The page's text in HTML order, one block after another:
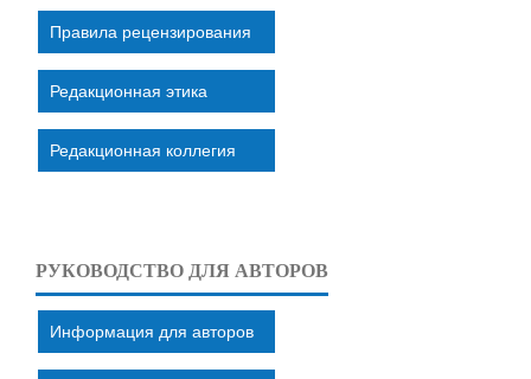
Правила рецензирования
Редакционная этика
Редакционная коллегия
РУКОВОДСТВО ДЛЯ АВТОРОВ
Информация для авторов